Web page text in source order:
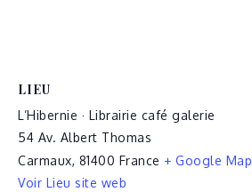
LIEU
L’Hibernie · Librairie café galerie
54 Av. Albert Thomas
Carmaux, 81400 France + Google Map
Voir Lieu site web